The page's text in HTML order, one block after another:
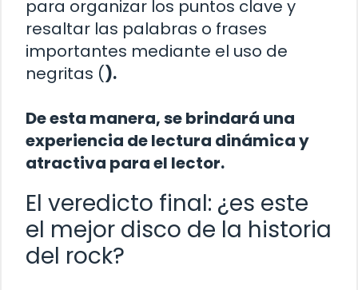
para organizar los puntos clave y
resaltar las palabras o frases
importantes mediante el uso de
negritas ().
De esta manera, se brindará una
experiencia de lectura dinámica y
atractiva para el lector.
El veredicto final: ¿es este
el mejor disco de la historia
del rock?